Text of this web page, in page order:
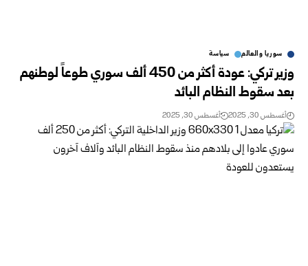
سوريا والعالم سياسة
وزير تركي: عودة أكثر من 450 ألف سوري طوعاً لوطنهم
بعد سقوط النظام البائد
أغسطس 30, 2025 أغسطس 30, 2025